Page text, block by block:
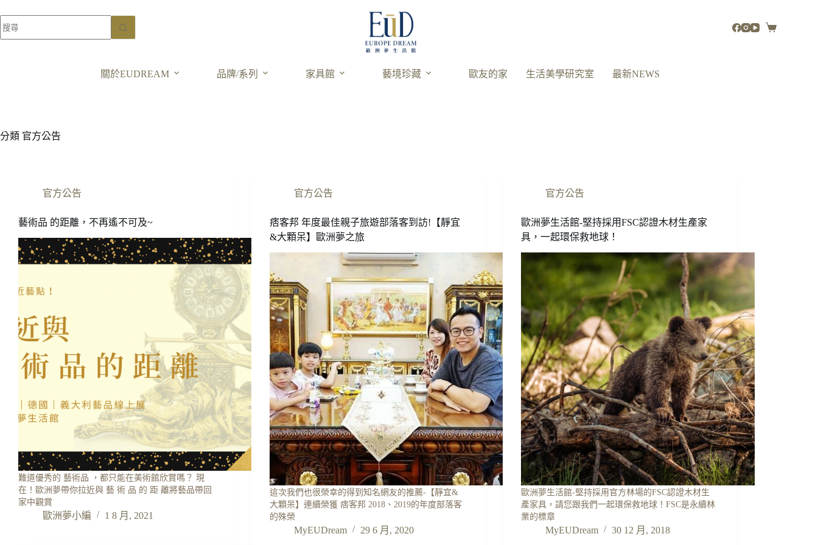
關於EUDREAM 品牌/系列 家具館 藝境珍藏 歐友的家 生活美學研究室 最新NEWS
分類 官方公告
官方公告
藝術品 的距離，不再遙不可及~
難道優秀的 藝術品 ，都只能在美術館欣賞嗎？ 現
在！歐洲夢帶你拉近與 藝 術 品 的 距 離將藝品帶回
家中觀賞
歐洲夢小編 1 8 月, 2021
官方公告
痞客邦 年度最佳親子旅遊部落客到訪!【靜宜
&大顆呆】歐洲夢之旅
這次我們也很榮幸的得到知名網友的推薦-【靜宜&
大顆呆】連續榮獲 痞客邦 2018、2019的年度部落客
的殊榮
MyEUDream 29 6 月, 2020
官方公告
歐洲夢生活館-堅持採用FSC認證木材生產家
具，一起環保救地球！
歐洲夢生活館-堅持採用官方林場的FSC認證木材生
產家具，請您跟我們一起環保救地球！FSC是永續林
業的標章
MyEUDream 30 12 月, 2018